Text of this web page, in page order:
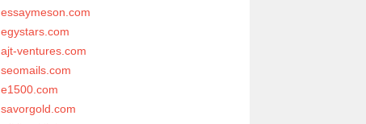
essaymeson.com
egystars.com
ajt-ventures.com
seomails.com
e1500.com
savorgold.com